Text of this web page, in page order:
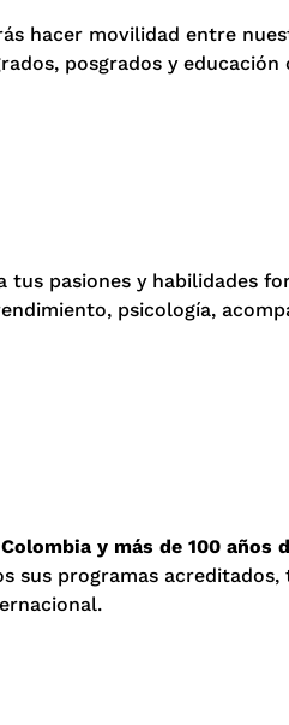
hacer movilidad entre
posgrados y educación
tus pasiones y habilidades
psicología,
y más de 100 años
sus programas